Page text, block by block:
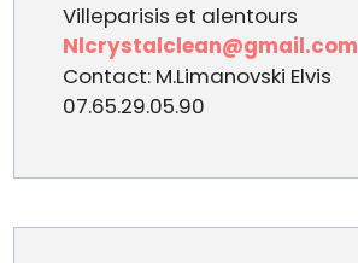
Villeparisis et alentours
Nlcrystalclean@gmail.com
Contact: M.Limanovski Elvis
07.65.29.05.90